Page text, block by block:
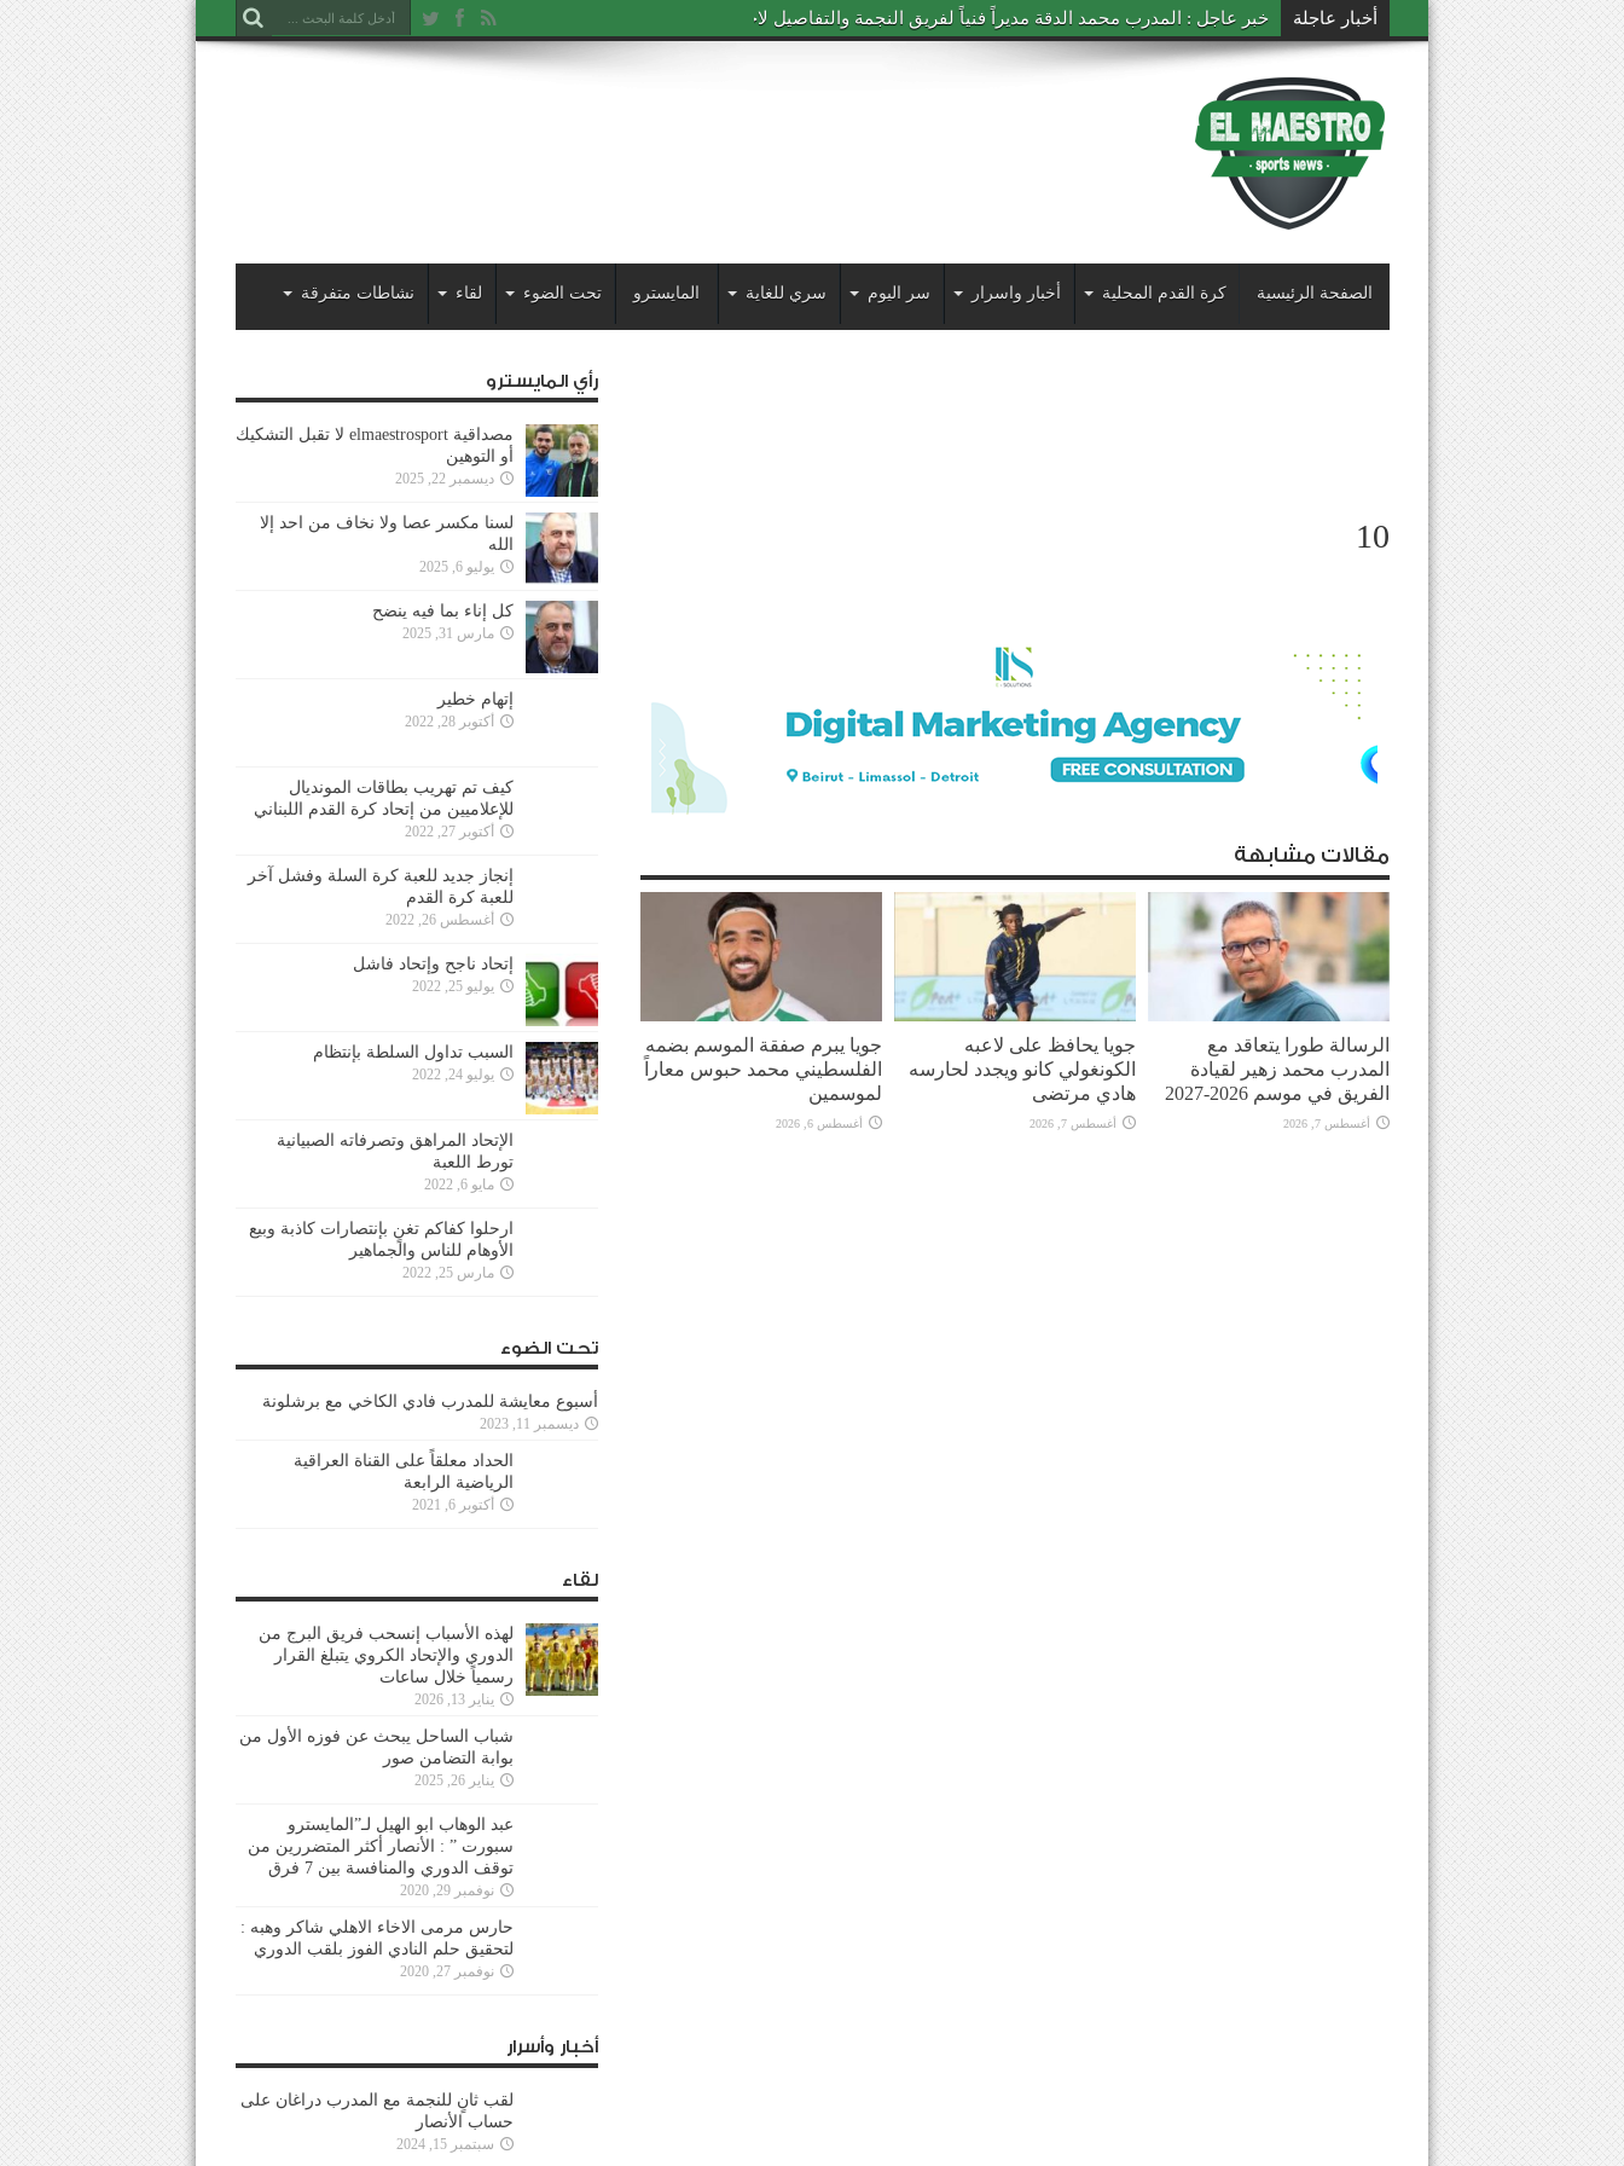
أخبار عاجلة خبر عاجل : المدرب محمد الدقة مديراً فنياً لفريق النجمة والتفاصيل لاحقاً
الصفحة الرئيسية كرة القدم المحلية أخبار واسرار سر اليوم سري للغاية المايسترو تحت الضوء لقاء نشاطات متفرقة
10
مقالات مشابهة
الرسالة طورا يتعاقد مع
المدرب محمد زهير لقيادة
الفريق في موسم 2026-2027
أغسطس 7, 2026
جويا يحافظ على لاعبه
الكونغولي كانو ويجدد لحارسه
هادي مرتضى
أغسطس 7, 2026
جويا يبرم صفقة الموسم بضمه
الفلسطيني محمد حبوس معاراً
لموسمين
أغسطس 6, 2026
رأي المايسترو
مصداقية elmaestrosport لا تقبل التشكيك
أو التوهين
ديسمبر 22, 2025
لسنا مكسر عصا ولا نخاف من احد إلا
الله
يوليو 6, 2025
كل إناء بما فيه ينضح
مارس 31, 2025
إتهام خطير
أكتوبر 28, 2022
كيف تم تهريب بطاقات المونديال
للإعلاميين من إتحاد كرة القدم اللبناني
أكتوبر 27, 2022
إنجاز جديد للعبة كرة السلة وفشل آخر
للعبة كرة القدم
أغسطس 26, 2022
إتحاد ناجح وإتحاد فاشل
يوليو 25, 2022
السبب تداول السلطة بإنتظام
يوليو 24, 2022
الإتحاد المراهق وتصرفاته الصبيانية
تورط اللعبة
مايو 6, 2022
ارحلوا كفاكم تغنٍ بإنتصارات كاذبة وبيع
الأوهام للناس والجماهير
مارس 25, 2022
تحت الضوء
أسبوع معايشة للمدرب فادي الكاخي مع برشلونة
ديسمبر 11, 2023
الحداد معلقاً على القناة العراقية
الرياضية الرابعة
أكتوبر 6, 2021
لقاء
لهذه الأسباب إنسحب فريق البرج من
الدوري والإتحاد الكروي يتبلغ القرار
رسمياً خلال ساعات
يناير 13, 2026
شباب الساحل يبحث عن فوزه الأول من
بوابة التضامن صور
يناير 26, 2025
عبد الوهاب ابو الهيل لـ”المايسترو
سبورت ” : الأنصار أكثر المتضررين من
توقف الدوري والمنافسة بين 7 فرق
نوفمبر 29, 2020
حارس مرمى الاخاء الاهلي شاكر وهبه :
لتحقيق حلم النادي الفوز بلقب الدوري
نوفمبر 27, 2020
أخبار وأسرار
لقب ثانٍ للنجمة مع المدرب دراغان على
حساب الأنصار
سبتمبر 15, 2024